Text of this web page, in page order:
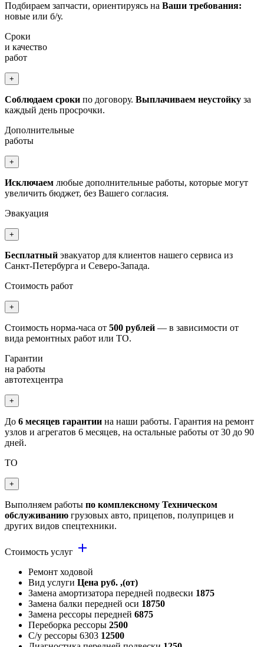
Подбираем запчасти, ориентируясь на Ваши требования:
новые или б/у.
Сроки
и качество
работ
+
Соблюдаем сроки по договору. Выплачиваем неустойку за
каждый день просрочки.
Дополнительные
работы
+
Исключаем любые дополнительные работы, которые могут
увеличить бюджет, без Вашего согласия.
Эвакуация
+
Бесплатный эвакуатор для клиентов нашего сервиса из
Санкт-Петербурга и Северо-Запада.
Стоимость работ
+
Стоимость норма-часа от 500 рублей — в зависимости от
вида ремонтных работ или ТО.
Гарантии
на работы
автотехцентра
+
До 6 месяцев гарантии на наши работы. Гарантия на ремонт
узлов и агрегатов 6 месяцев, на остальные работы от 30 до 90
дней.
ТО
+
Выполняем работы по комплексному Техническом
обслуживанию грузовых авто, прицепов, полуприцев и
других видов спецтехники.
Стоимость услуг add
Ремонт ходовой
Вид услуги Цена руб. ,(от)
Замена амортизатора передней подвески 1875
Замена балки передней оси 18750
Замена рессоры передней 6875
Переборка рессоры 2500
С/у рессоры 6303 12500